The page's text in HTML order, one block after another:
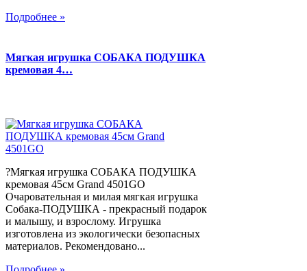
Подробнее »
Мягкая игрушка СОБАКА ПОДУШКА
кремовая 4…
?Мягкая игрушка СОБАКА ПОДУШКА
кремовая 45см Grand 4501GO
Очаровательная и милая мягкая игрушка
Собака-ПОДУШКА - прекрасный подарок
и малышу, и взрослому. Игрушка
изготовлена из экологически безопасных
материалов. Рекомендовано...